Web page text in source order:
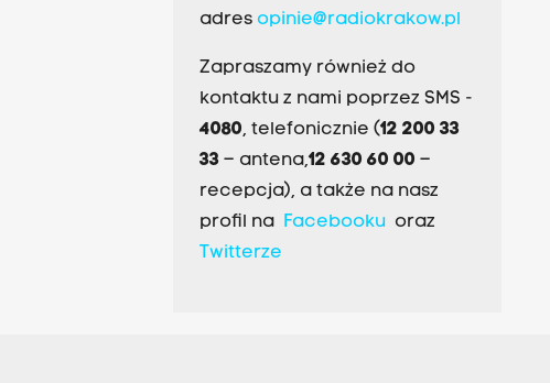
adres opinie@radiokrakow.pl
Zapraszamy również do
kontaktu z nami poprzez SMS -
4080, telefonicznie (12 200 33
33– antena,12 630 60 00 –
recepcja), a także na nasz
profil na Facebookuoraz
Twitterze